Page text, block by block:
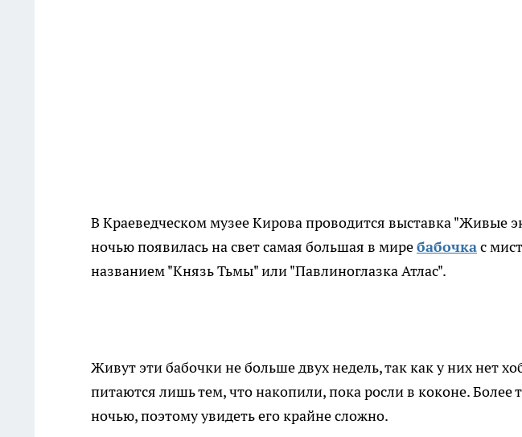
В Краеведческом музее Кирова проводится выставка "Живые
ночью появилась на свет самая большая в миребабочкас
названием "Князь Тьмы" или "Павлиноглазка Атлас".
Живут эти бабочки не больше двух недель, так как у них нет
питаются лишь тем, что накопили, пока росли в коконе. Более
ночью, поэтому увидеть его крайне сложно.